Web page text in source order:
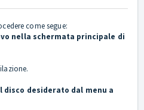
come segue:
nella schermata principale di
desiderato dal menu a